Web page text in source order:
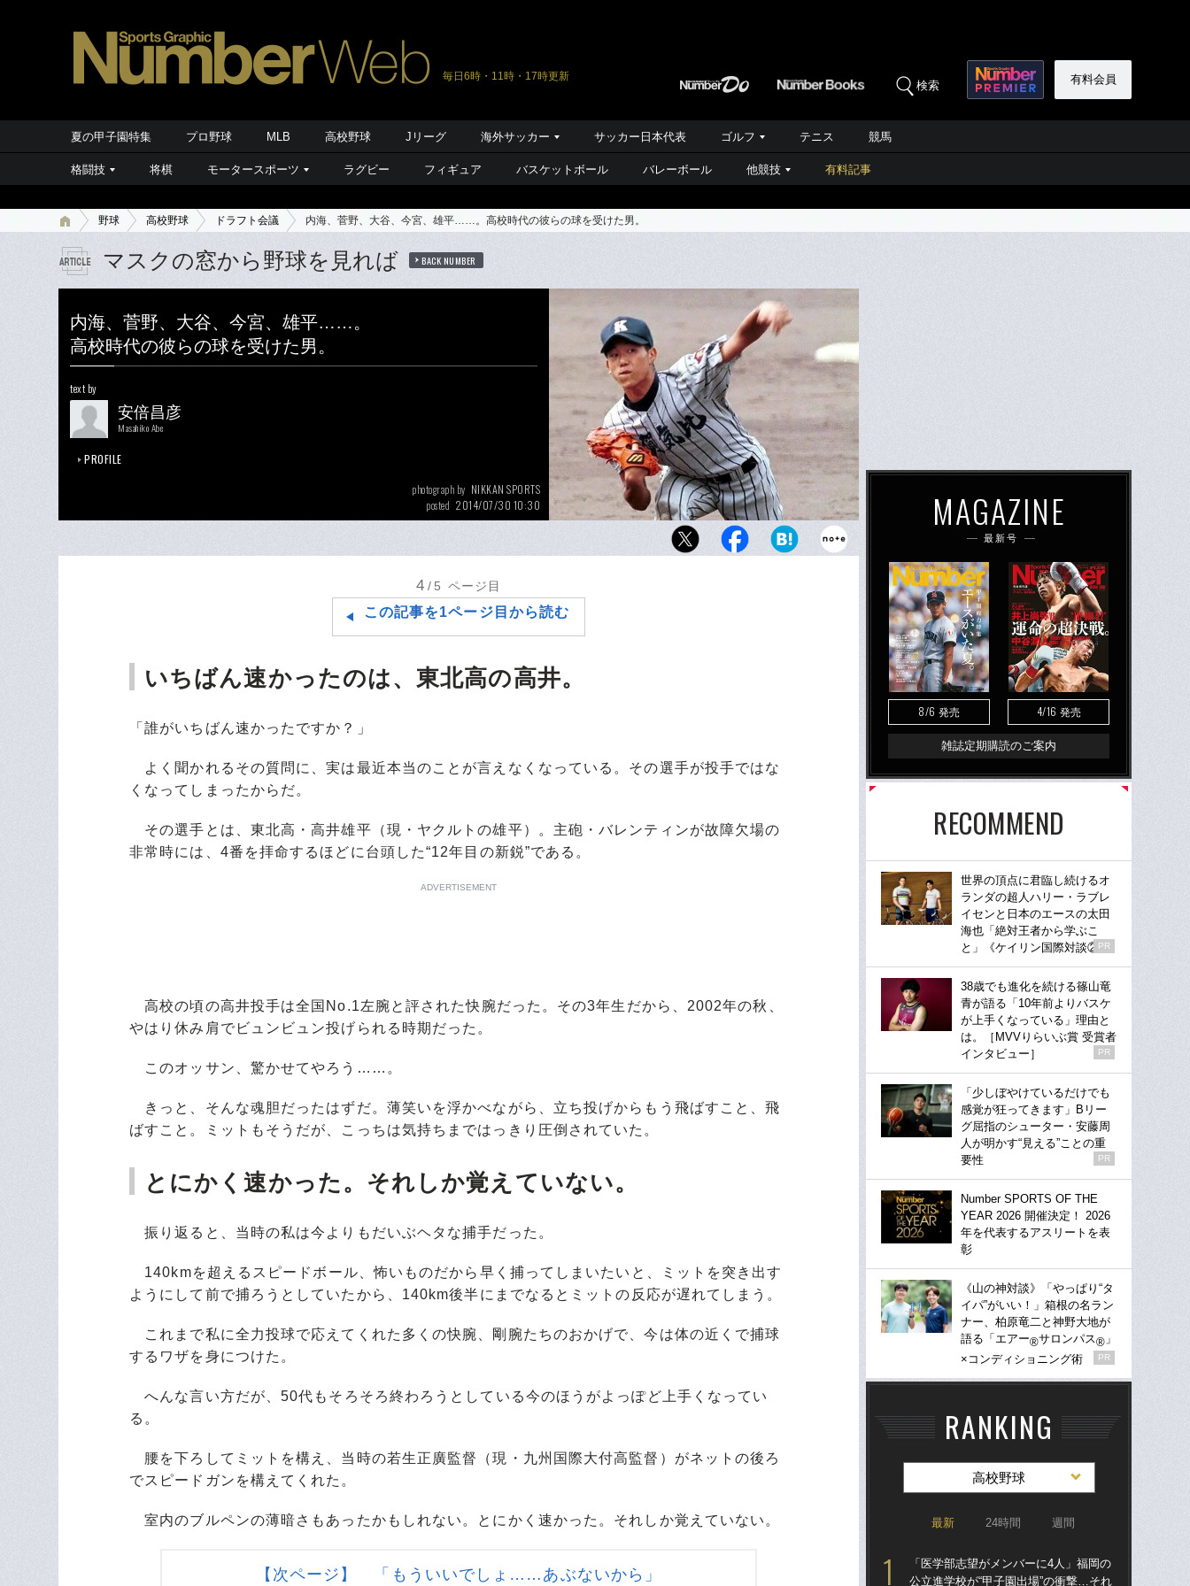
毎日6時・11時・17時更新
検索 有料会員
夏の甲子園特集 プロ野球 MLB 高校野球 Jリーグ 海外サッカー サッカー日本代表 ゴルフ テニス 競馬
格闘技 将棋 モータースポーツ ラグビー フィギュア バスケットボール バレーボール 他競技 有料記事
野球 高校野球 ドラフト会議 内海、菅野、大谷、今宮、雄平……。高校時代の彼らの球を受けた男。
マスクの窓から野球を見れば BACK NUMBER
内海、菅野、大谷、今宮、雄平……。
高校時代の彼らの球を受けた男。
text by
安倍昌彦
Masahiko Abe
PROFILE
photograph by NIKKAN SPORTS
posted 2014/07/30 10:30
敦賀気比高校時代には北陸三羽ガラスと呼ばれた内海哲
4 /5 ページ目
この記事を1ページ目から読む
いちばん速かったのは、東北高の高井。
「誰がいちばん速かったですか？」
よく聞かれるその質問に、実は最近本当のことが言えなくなっている。その選手が投手ではな
くなってしまったからだ。
その選手とは、東北高・高井雄平（現・ヤクルトの雄平）。主砲・バレンティンが故障欠場の
非常時には、4番を拝命するほどに台頭した“12年目の新鋭”である。
ADVERTISEMENT
高校の頃の高井投手は全国No.1左腕と評された快腕だった。その3年生だから、2002年の秋、
やはり休み肩でビュンビュン投げられる時期だった。
このオッサン、驚かせてやろう……。
きっと、そんな魂胆だったはずだ。薄笑いを浮かべながら、立ち投げからもう飛ばすこと、飛
ばすこと。ミットもそうだが、こっちは気持ちまではっきり圧倒されていた。
とにかく速かった。それしか覚えていない。
振り返ると、当時の私は今よりもだいぶヘタな捕手だった。
140kmを超えるスピードボール、怖いものだから早く捕ってしまいたいと、ミットを突き出す
ようにして前で捕ろうとしていたから、140km後半にまでなるとミットの反応が遅れてしまう。
これまで私に全力投球で応えてくれた多くの快腕、剛腕たちのおかげで、今は体の近くで捕球
するワザを身につけた。
へんな言い方だが、50代もそろそろ終わろうとしている今のほうがよっぽど上手くなってい
る。
腰を下ろしてミットを構え、当時の若生正廣監督（現・九州国際大付高監督）がネットの後ろ
でスピードガンを構えてくれた。
室内のブルペンの薄暗さもあったかもしれない。とにかく速かった。それしか覚えていない。
【次ページ】 「もういいでしょ……あぶないから」
MAGAZINE
最新号
8/6 発売 4/16 発売
雑誌定期購読のご案内
RECOMMEND
世界の頂点に君臨し続けるオ
ランダの超人ハリー・ラブレ
イセンと日本のエースの太田
海也「絶対王者から学ぶこ
と」《ケイリン国際対談②》
PR
38歳でも進化を続ける篠山竜
青が語る「10年前よりバスケ
が上手くなっている」理由と
は。［MVVりらいぶ賞 受賞者
インタビュー］
PR
「少しぼやけているだけでも
感覚が狂ってきます」Bリー
グ屈指のシューター・安藤周
人が明かす“見える”ことの重
要性
PR
Number SPORTS OF THE
YEAR 2026 開催決定！ 2026
年を代表するアスリートを表
彰
《山の神対談》「やっぱり“タ
イパ”がいい！」箱根の名ラン
ナー、柏原竜二と神野大地が
語る「エアー®サロンパス® 」
×コンディショニング術
PR
RANKING
高校野球
最新 24時間 週間
「医学部志望がメンバーに4人」福岡の
公立進学校が“甲子園出場”の衝撃…それ